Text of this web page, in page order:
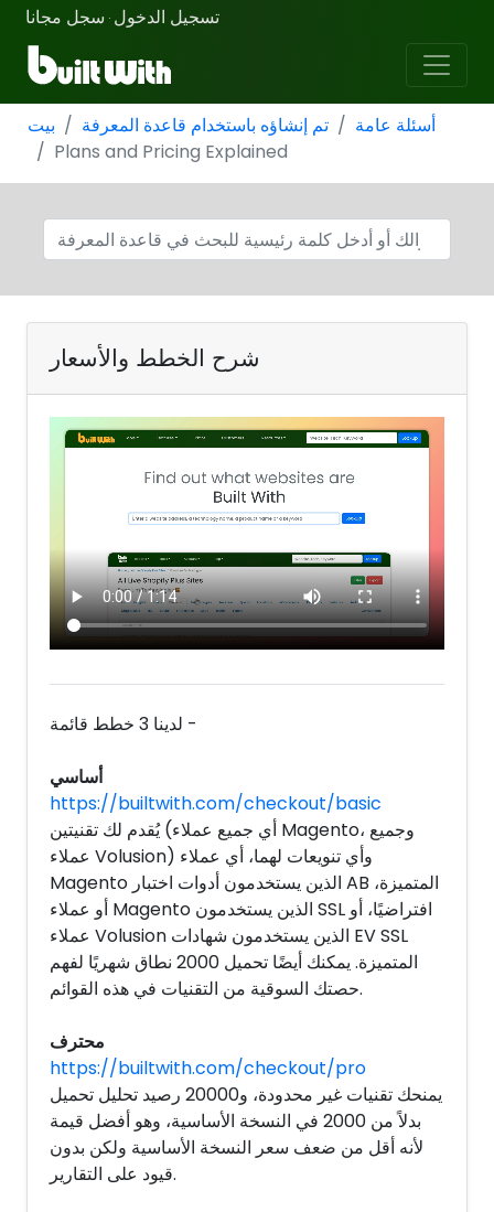
تسجيل الدخول · سجل مجانا
بيت تم إنشاؤه باستخدام قاعدة المعرفة
أسئلة عامة
Plans and Pricing Explained
شرح الخطط والأسعار
لدينا 3 خطط قائمة -
أساسي
https://builtwith.com/checkout/basic
يُقدم لك تقنيتين (أي جميع عملاء Magento، وجميع
عملاء Volusion) وأي تنويعات لهما، أي عملاء
Magento الذين يستخدمون أدوات اختبار AB المتميزة،
أو عملاء Magento الذين يستخدمون SSL افتراضيًا، أو
عملاء Volusion الذين يستخدمون شهادات EV SSL
المتميزة. يمكنك أيضًا تحميل 2000 نطاق شهريًا لفهم
حصتك السوقية من التقنيات في هذه القوائم.
محترف
https://builtwith.com/checkout/pro
يمنحك تقنيات غير محدودة، و20000 رصيد تحليل تحميل
بدلاً من 2000 في النسخة الأساسية، وهو أفضل قيمة
لأنه أقل من ضعف سعر النسخة الأساسية ولكن بدون
قيود على التقارير.